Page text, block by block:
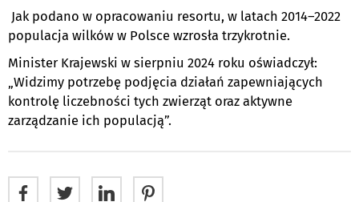
Jak podano w opracowaniu resortu, w latach 2014–2022
populacja wilków w Polsce wzrosła trzykrotnie.
Minister Krajewski w sierpniu 2024 roku oświadczył:
„Widzimy potrzebę podjęcia działań zapewniających
kontrolę liczebności tych zwierząt oraz aktywne
zarządzanie ich populacją”.